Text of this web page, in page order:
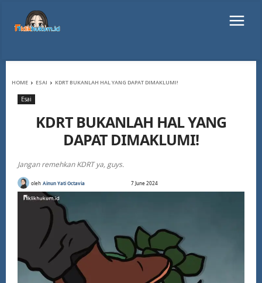
HOME ESAI KDRT BUKANLAH HAL YANG DAPAT DIMAKLUMI!
Esai
KDRT BUKANLAH HAL YANG
DAPAT DIMAKLUMI!
Jangan remehkan KDRT ya, guys.
oleh Ainun Yati Octavia 7 June 2024